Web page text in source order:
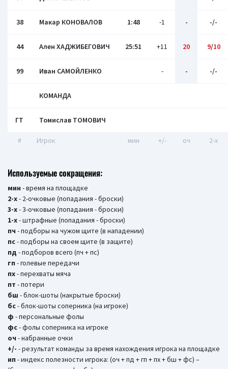
38 Макар КОНОВАЛОВ 1:48 -1 - -/-
44 Ален ХАДЖИБЕГОВИЧ 25:51 +11 20 9/10
99 Иван САМОЙЛЕНКО - - -/-
КОМАНДА
ГТ Томислав ТОМОВИЧ
# Игрок мин +/- оч 2-x
Используемые сокращения:
мин - время на площадке
2-х- 2-очковые (попадания - броски)
3-х- 3-очковые (попадания - броски)
1-х- штрафные (попадания - броски)
пч - подборы на чужом щите (в нападении)
пс- подборы на своем щите (в защите)
пд - подборов всего (пч + пс)
гп - голевые передачи
пх- перехваты мяча
пт - потери
бш - блок-шоты (накрытые броски)
бc- блок-шоты соперника (на игроке)
ф - персональные фолы
фс- фолы соперника на игроке
оч - набранные очки
+/- - результат команды за время нахождения игрока на площадке
ип - индекс полезности игрока: (оч + пд + гп + пх + бш + фс) –